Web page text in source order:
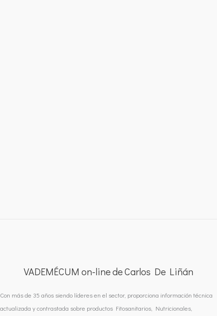
VADEMÉCUM on-line de Carlos De Liñán
Con más de 35 años siendo líderes en el sector, proporciona información técnica
actualizada y contrastada sobre productos Fitosanitarios, Nutricionales,